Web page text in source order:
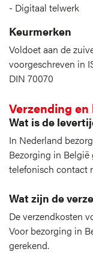
Digitaal telwerk
Keurmerken
Voldoet aan de
voorgeschreven in
DIN 70070
Verzending en
Wat is de
In Nederland
Bezorging in
telefonisch contact
Wat zijn de
De verzendkosten
Voor bezorging in
gerekend.